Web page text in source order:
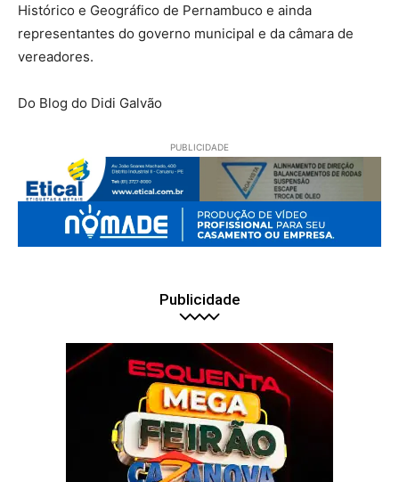
Histórico e Geográfico de Pernambuco e ainda
representantes do governo municipal e da câmara de
vereadores.
Do Blog do Didi Galvão
PUBLICIDADE
Publicidade